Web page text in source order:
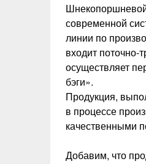
современной
линии по
входит поточно-
осуществляет
бэги».
Продукция,
в процессе
качественными
Добавим, что